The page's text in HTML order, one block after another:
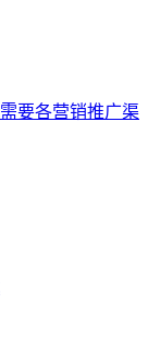
要各营销推广渠